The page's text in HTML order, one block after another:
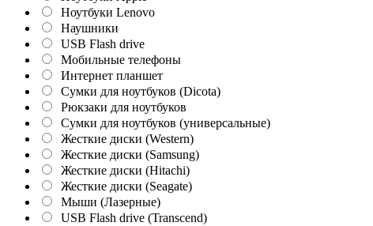
Ноутбуки Lenovo
Наушники
USB Flash drive
Мобильные телефоны
Интернет планшет
Сумки для ноутбуков (Dicota)
Рюкзаки для ноутбуков
Сумки для ноутбуков (универсальные)
Жесткие диски (Western)
Жесткие диски (Samsung)
Жесткие диски (Hitachi)
Жесткие диски (Seagate)
Мыши (Лазерные)
USB Flash drive (Transcend)